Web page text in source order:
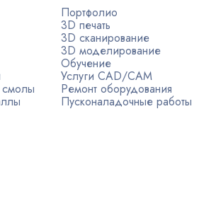
Портфолио
3D печать
3D сканирование
3D моделирование
Обучение
Услуги CAD/CAM
Ремонт оборудования
Пусконаладочные работы